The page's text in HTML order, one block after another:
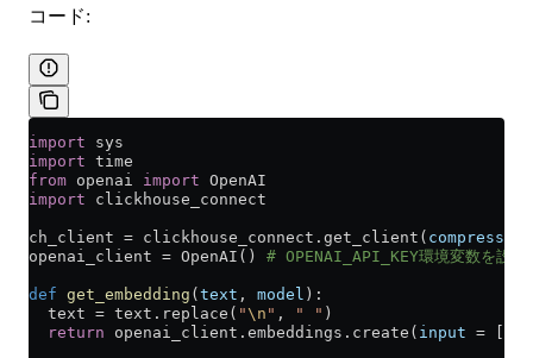
コード:
import sys
import time
from openai import OpenAI
import clickhouse_connect
ch_client = clickhouse_connect.get_client( compress
openai_client = OpenAI() # OPENAI_API_KEY環境変数を設定
def get_embedding ( text , model ):
  text
= text.replace( "\n " , " " )
  return
openai_client.embeddings.create( input =